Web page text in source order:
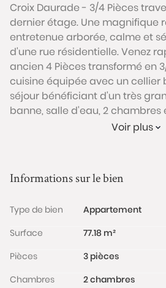
Croix Daurade - 3/4 Pièces
dernier étage. Une magnifique
entretenue arborée, calme et
d'une rue résidentielle. Venez
ancien 4 Pièces transformé en
cuisine équipée avec un cellier
séjour bénéficiant d'un très
banne, salle d'eau, 2 chambres
Pour compléter le tout un
sera exigée pour tous les
Les informations sur les risques
www.georisques.gouv.fr
Voir plus
Informations sur le bien
Type de bien
Appartement
Surface
77.18 m²
Pièces
3 pièces
Chambres
2 chambres